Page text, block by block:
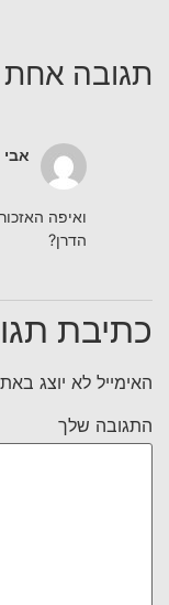
תגובה אחת
אבי
ואיפה
הדרן?
כתיבת
האימייל לא יוצג
התגובה שלך